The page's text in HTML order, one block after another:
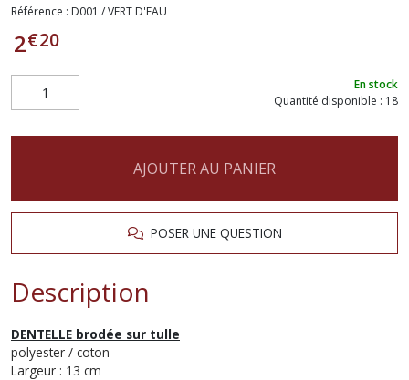
Référence : D001 / VERT D'EAU
2€20
En stock
Quantité disponible : 18
AJOUTER AU PANIER
POSER UNE QUESTION
Description
DENTELLE brodée sur tulle
polyester / coton
Largeur : 13 cm